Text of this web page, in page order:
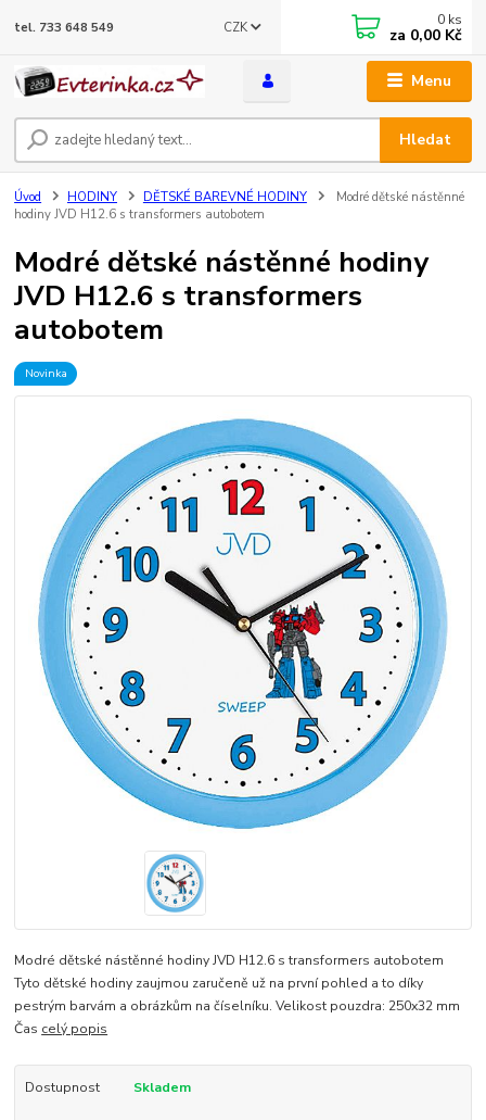
Menu
CZK
Hledat
tel. 733 648 549 0 ks
za 0,00 Kč
Úvod HODINY DĚTSKÉ BAREVNÉ HODINY
Modré dětské nástěnné
hodiny JVD H12.6 s transformers autobotem
Modré dětské nástěnné hodiny
JVD H12.6 s transformers
autobotem
Novinka
Modré dětské nástěnné hodiny JVD H12.6 s transformers autobotem
Tyto dětské hodiny zaujmou zaručeně už na první pohled a to díky
pestrým barvám a obrázkům na číselníku. Velikost pouzdra: 250x32 mm
Čas celý popis
Dostupnost Skladem